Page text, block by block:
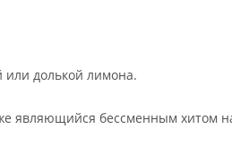
или долькой лимона.
являющийся бессменным хитом